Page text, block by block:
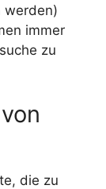
werden)
immer
zu
die zu